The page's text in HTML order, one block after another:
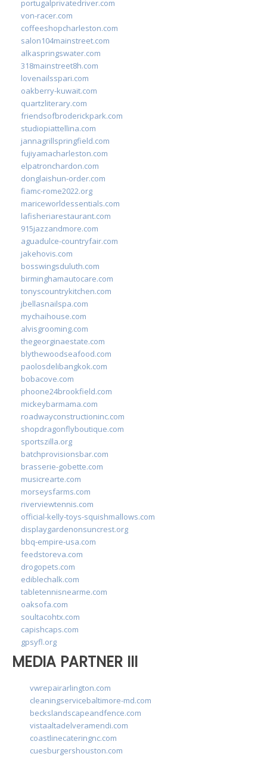
portugalprivatedriver.com
von-racer.com
coffeeshopcharleston.com
salon104mainstreet.com
alkaspringswater.com
318mainstreet8h.com
lovenailsspari.com
oakberry-kuwait.com
quartzliterary.com
friendsofbroderickpark.com
studiopiattellina.com
jannagrillspringfield.com
fujiyamacharleston.com
elpatronchardon.com
donglaishun-order.com
fiamc-rome2022.org
mariceworldessentials.com
lafisheriarestaurant.com
915jazzandmore.com
aguadulce-countryfair.com
jakehovis.com
bosswingsduluth.com
birminghamautocare.com
tonyscountrykitchen.com
jbellasnailspa.com
mychaihouse.com
alvisgrooming.com
thegeorginaestate.com
blythewoodseafood.com
paolosdelibangkok.com
bobacove.com
phoone24brookfield.com
mickeybarmama.com
roadwayconstructioninc.com
shopdragonflyboutique.com
sportszilla.org
batchprovisionsbar.com
brasserie-gobette.com
musicrearte.com
morseysfarms.com
riverviewtennis.com
official-kelly-toys-squishmallows.com
displaygardenonsuncrest.org
bbq-empire-usa.com
feedstoreva.com
drogopets.com
ediblechalk.com
tabletennisnearme.com
oaksofa.com
soultacohtx.com
capishcaps.com
gpsyfl.org
MEDIA PARTNER III
vwrepairarlington.com
cleaningservicebaltimore-md.com
beckslandscapeandfence.com
vistaaltadelveramendi.com
coastlinecateringnc.com
cuesburgershouston.com